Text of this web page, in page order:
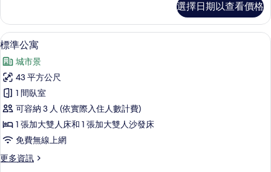
的
所
有
相
片
雙
人
或
床
房
的
詳
情
選擇日期以查看價格
顯
示
標
準
公
寓
的
有
高級寢具、客房內保險箱、隔音、熨
8
標準公寓
城市景
43 平方公尺
1 間臥室
可容納 3 人 (依實際入住人數計費)
1 張加大雙人床和 1 張加大雙人沙發床
免費無線上網
更多資訊
更